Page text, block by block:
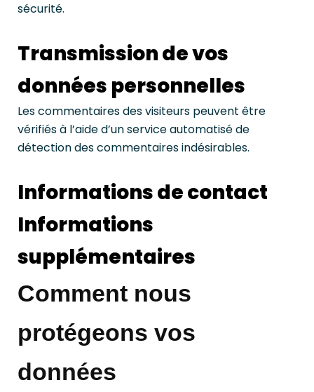
sécurité.
Transmission de vos
données personnelles
Les commentaires des visiteurs peuvent être
vérifiés à l’aide d’un service automatisé de
détection des commentaires indésirables.
Informations de contact
Informations
supplémentaires
Comment nous
protégeons vos
données